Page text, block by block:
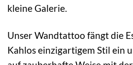
kleine Galerie.
Unser Wandtattoo fängt die
Kahlos einzigartigem Stil ein